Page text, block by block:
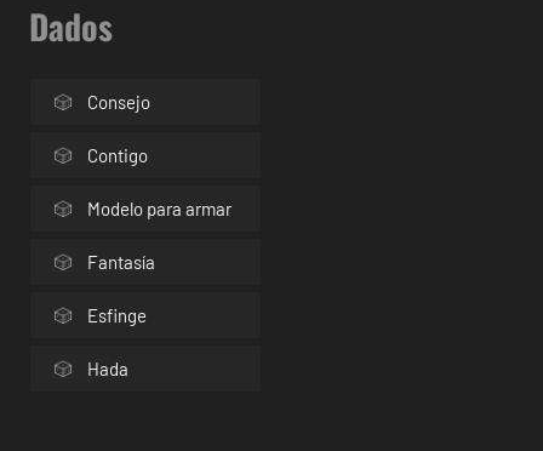
Dados
Consejo
Contigo
Modelo para armar
Fantasía
Esfinge
Hada